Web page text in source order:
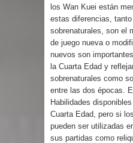
los Wan Kuei están
estas diferencias,
sobrenaturales, son el
de juego nueva o
nuevos son
la Cuarta Edad y
sobrenaturales como
entre las dos épocas.
Habilidades
Cuarta Edad, pero si
pueden ser utilizadas
sus partidas como